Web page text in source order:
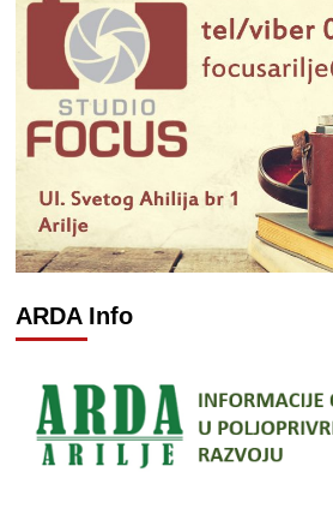
ARDA Info